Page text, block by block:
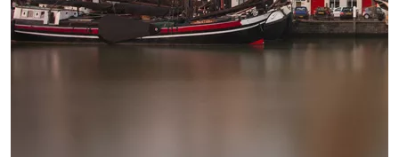
Bateaux